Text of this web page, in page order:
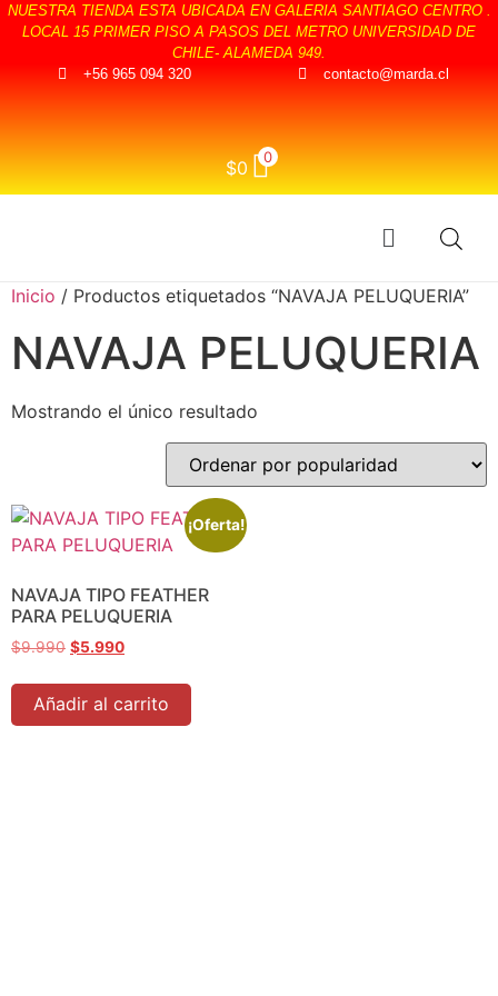
NUESTRA TIENDA ESTA UBICADA EN GALERIA SANTIAGO CENTRO .
LOCAL 15 PRIMER PISO A PASOS DEL METRO UNIVERSIDAD DE
CHILE- ALAMEDA 949.
+56 965 094 320
contacto@marda.cl
$0 0
Inicio / Productos etiquetados “NAVAJA PELUQUERIA”
NAVAJA PELUQUERIA
Mostrando el único resultado
¡Oferta!
NAVAJA TIPO FEATHER
PARA PELUQUERIA
$9.990 $5.990
Añadir al carrito